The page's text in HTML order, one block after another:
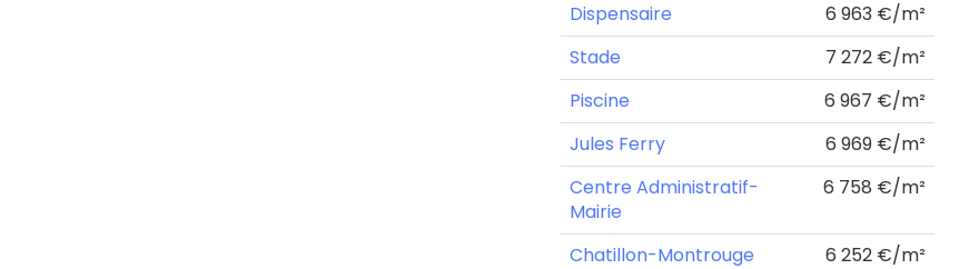
Dispensaire
6 963 €/m²
Stade
7 272 €/m²
Piscine
6 967 €/m²
Jules Ferry
6 969 €/m²
Centre Administratif-
Mairie
6 758 €/m²
Chatillon-Montrouge 6 252 €/m²